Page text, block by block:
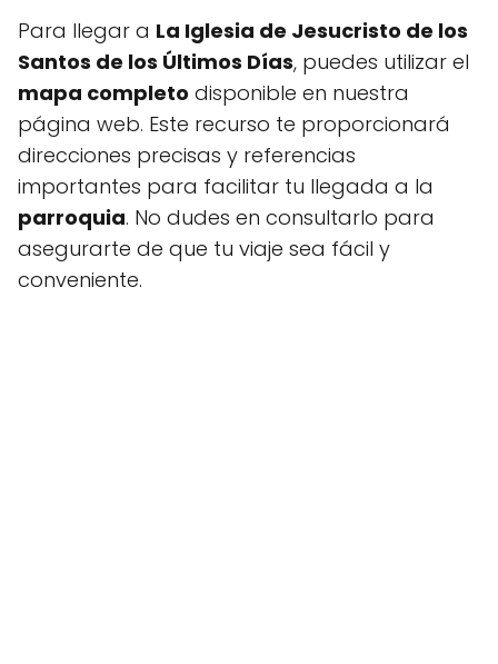
Para llegar a La Iglesia de Jesucristo de los
Santos de los Últimos Días, puedes utilizar el
mapa completo disponible en nuestra
página web. Este recurso te proporcionará
direcciones precisas y referencias
importantes para facilitar tu llegada a la
parroquia. No dudes en consultarlo para
asegurarte de que tu viaje sea fácil y
conveniente.